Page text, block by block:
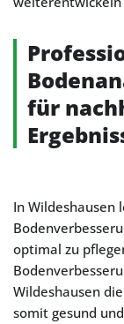
für
In Wildeshausen
optimal zu
Wildeshausen
somit gesund